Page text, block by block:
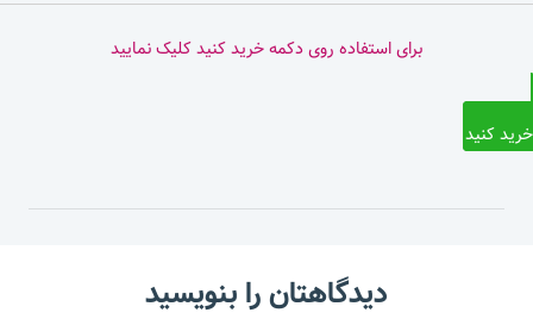
برای استفاده روی دکمه خرید کنید کلیک نمایید
خرید کنید
دیدگاهتان را بنویسید